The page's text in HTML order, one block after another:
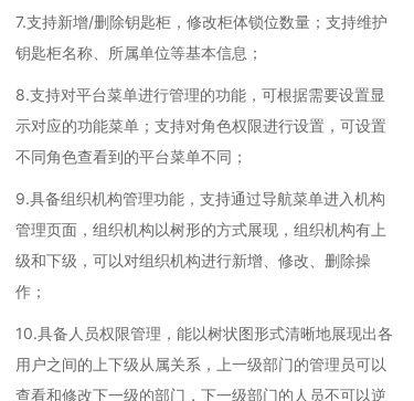
7.支持新增/删除钥匙柜，修改柜体锁位数量；支持维护
钥匙柜名称、所属单位等基本信息；
8.支持对平台菜单进行管理的功能，可根据需要设置显
示对应的功能菜单；支持对角色权限进行设置，可设置
不同角色查看到的平台菜单不同；
9.具备组织机构管理功能，支持通过导航菜单进入机构
管理页面，组织机构以树形的方式展现，组织机构有上
级和下级，可以对组织机构进行新增、修改、删除操
作；
10.具备人员权限管理，能以树状图形式清晰地展现出各
用户之间的上下级从属关系，上一级部门的管理员可以
查看和修改下一级的部门，下一级部门的人员不可以逆